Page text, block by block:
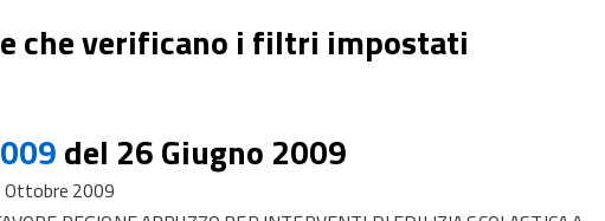
che verificano i filtri impostati
del 26 Giugno 2009
Ottobre 2009